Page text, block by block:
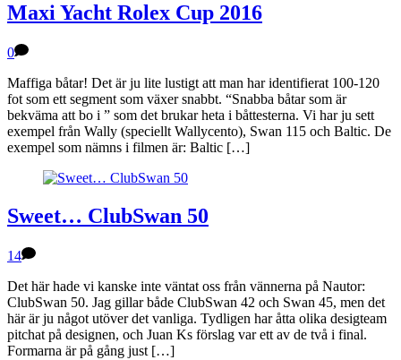
Maxi Yacht Rolex Cup 2016
0
Maffiga båtar! Det är ju lite lustigt att man har identifierat 100-120
fot som ett segment som växer snabbt. “Snabba båtar som är
bekväma att bo i ” som det brukar heta i båttesterna. Vi har ju sett
exempel från Wally (speciellt Wallycento), Swan 115 och Baltic. De
exempel som nämns i filmen är: Baltic […]
Sweet… ClubSwan 50
14
Det här hade vi kanske inte väntat oss från vännerna på Nautor:
ClubSwan 50. Jag gillar både ClubSwan 42 och Swan 45, men det
här är ju något utöver det vanliga. Tydligen har åtta olika desigteam
pitchat på designen, och Juan Ks förslag var ett av de två i final.
Formarna är på gång just […]